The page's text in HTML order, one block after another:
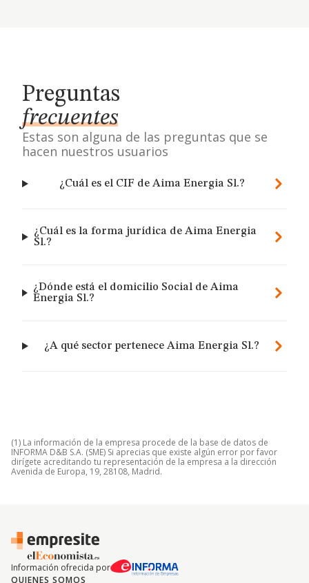
Preguntas
frecuentes
Estas son alguna de las preguntas que se
hacen nuestros usuarios
¿Cuál es el CIF de Aima Energia Sl.?
¿Cuál es la forma jurídica de Aima Energia
Sl.?
¿Dónde está el domicilio Social de Aima
Energia Sl.?
¿A qué sector pertenece Aima Energia Sl.?
(1) La información de la empresa procede de la base de datos de
INFORMA D&B S.A. (SME) Si aprecias que existe algún error por favor
dirígete acreditando tu representación de la empresa a la dirección
Avenida de Europa, 19, 28108, Madrid.
Información ofrecida por
QUIENES SOMOS